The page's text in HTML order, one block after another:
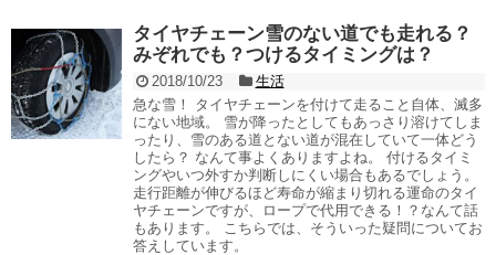
タイヤチェーン雪のない道でも走れる？
みぞれでも？つけるタイミングは？
2018/10/23
生活
急な雪！ タイヤチェーンを付けて走ること自体、滅多
にない地域。 雪が降ったとしてもあっさり溶けてしま
ったり、雪のある道とない道が混在していて一体どう
したら？ なんて事よくありますよね。 付けるタイミ
ングやいつ外すか判断しにくい場合もあるでしょう。
走行距離が伸びるほど寿命が縮まり切れる運命のタイ
ヤチェーンですが、ロープで代用できる！？なんて話
もあります。 こちらでは、そういった疑問についてお
答えしています。